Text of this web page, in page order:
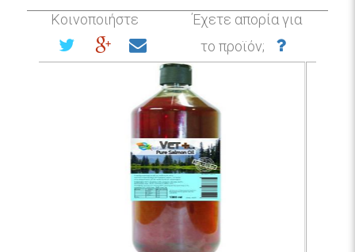
Κοινοποιήστε
Έχετε απορία για
το προϊόν;